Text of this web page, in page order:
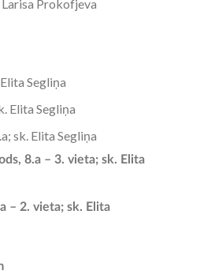
Larisa Prokofjeva
Elita Segliņa
sk. Elita Segliņa
8.a; sk. Elita Segliņa
8.a – 3. vieta; sk. Elita
– 2. vieta; sk. Elita